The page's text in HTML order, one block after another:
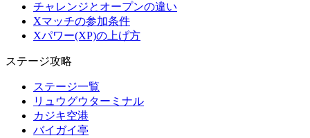
チャレンジとオープンの違い
Xマッチの参加条件
Xパワー(XP)の上げ方
ステージ攻略
ステージ一覧
リュウグウターミナル
カジキ空港
バイガイ亭